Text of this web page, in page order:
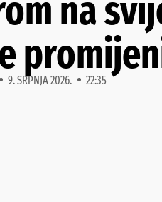
na
9. SRPNJA 2026. 22:35